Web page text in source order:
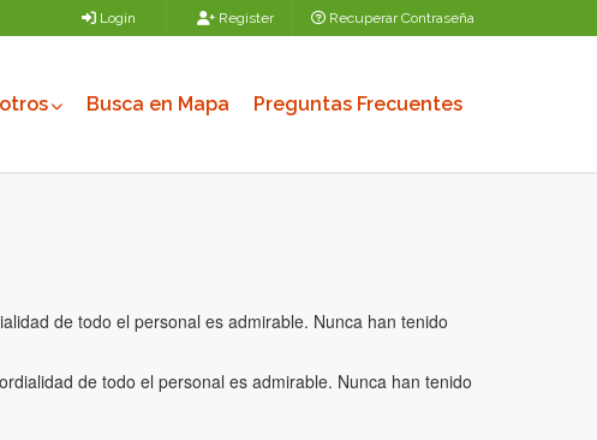
Login Register Recuperar Contraseña
Busca en Mapa Preguntas Frecuentes
de todo el personal es admirable. Nunca han tenido
de todo el personal es admirable. Nunca han tenido